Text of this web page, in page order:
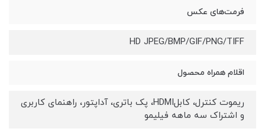
فرمت‌های عکس
HD JPEG/BMP/GIF/PNG/TIFF
اقلام همراه محصول
ریموت کنترل، کابلHDMI، پک باتری، آداپتور، راهنمای کاربری
و اشتراک سه ماهه فیلیمو